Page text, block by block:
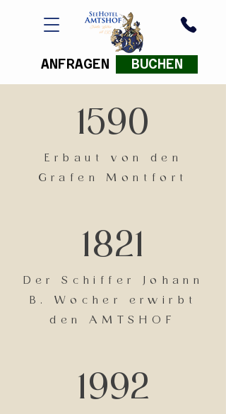
BUCHEN
ANFRAGEN
1590
Erbaut von den
Grafen Montfort
1821
Der Schiffer Johann
B. Wocher erwirbt
den AMTSHOF
1992